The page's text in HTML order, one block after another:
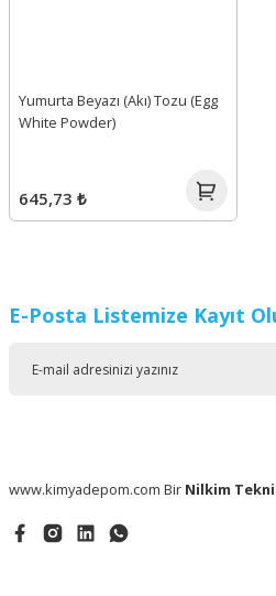
Yumurta Beyazı (Akı) Tozu (Egg
White Powder)
645,73 ₺
E-Posta Listemize Kayıt
www.kimyadepom.com Bir Nilkim